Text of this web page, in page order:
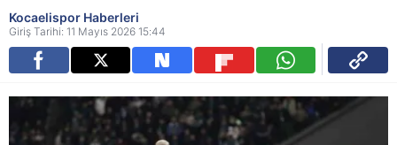
Kocaelispor Haberleri
Giriş Tarihi: 11 Mayıs 2026 15:44